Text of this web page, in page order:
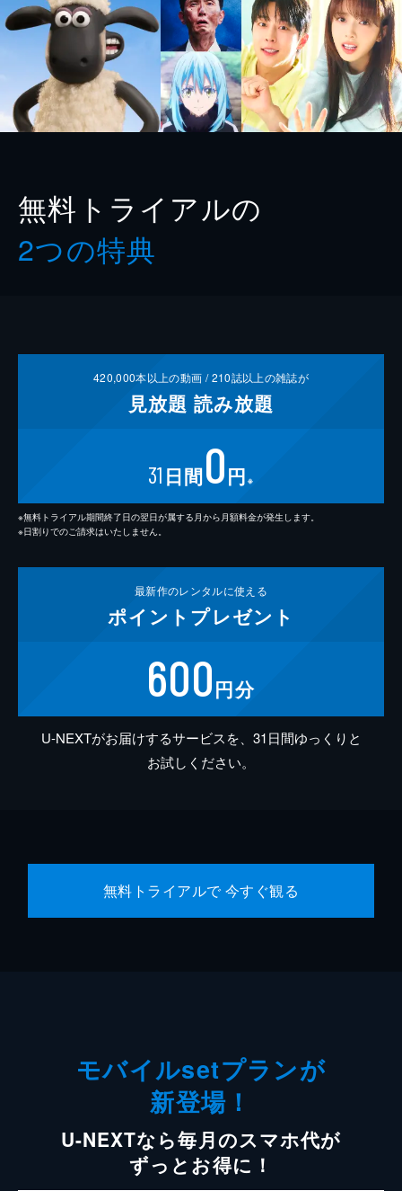
無料トライアルの
2つの特典
420,000本以上の動画 /210誌以上の雑誌が
見放題 読み放題
31 日間0円 ※
※無料トライアル期間終了日の翌日が属する月から月額料金が発生します。
※日割りでのご請求はいたしません。
最新作のレンタルに使える
ポイント プレゼント
600円分
U-NEXTがお届けするサービスを、31日間ゆっくりと
お試しください。
無料トライアルで 今すぐ観る
モバイルsetプランが
新登場！
U-NEXTなら毎月のスマホ代が
ずっとお得に！